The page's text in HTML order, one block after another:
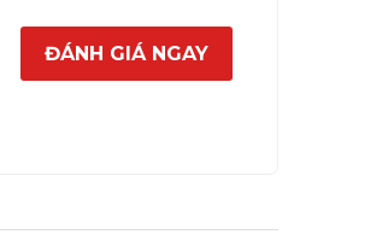
ĐÁNH GIÁ NGAY